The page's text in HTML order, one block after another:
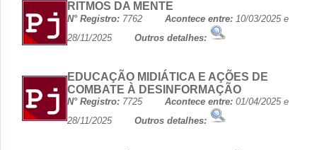
RITMOS DA MENTE
N° Registro: 7762 Acontece entre: 10/03/2025 e
28/11/2025 Outros detalhes:
EDUCAÇÃO MIDIÁTICA E AÇÕES DE
COMBATE À DESINFORMAÇÃO
N° Registro: 7725 Acontece entre: 01/04/2025 e
28/11/2025 Outros detalhes: